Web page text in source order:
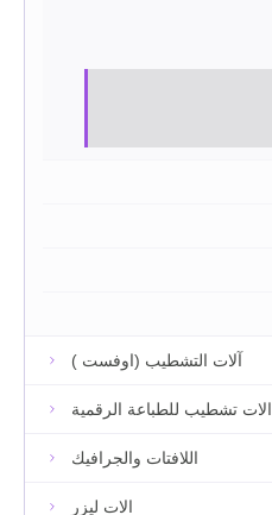
آلات التشطيب (اوفست )
الات تشطيب للطباعة الرقمية
اللافتات والجرافيك
الات ليزر